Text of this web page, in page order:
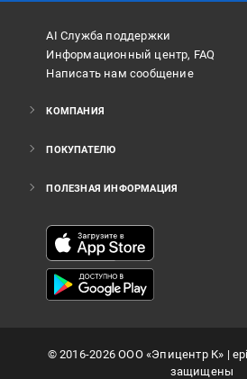
AI Служба поддержки
Информационный центр, FAQ
Написать нам сообщение
КОМПАНИЯ
ПОКУПАТЕЛЮ
ПОЛЕЗНАЯ ИНФОРМАЦИЯ
©2016-2026ООО «Эпицентр К» |
защищены